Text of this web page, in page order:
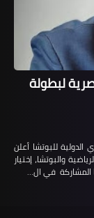
لبطولة
للبوتشا أعلن
والبوتشا، إختيار
المشاركة في ال…